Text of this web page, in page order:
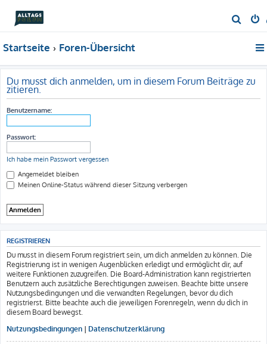
u
Startseite Foren-Übersicht
Du musst dich anmelden, um in diesem Forum Beiträge zu
zitieren.
Benutzername:
Passwort:
Ich habe mein Passwort vergessen
Angemeldet bleiben
Meinen Online-Status während dieser Sitzung verbergen
REGISTRIEREN
Du musst in diesem Forum registriert sein, um dich anmelden zu können. Die
Registrierung ist in wenigen Augenblicken erledigt und ermöglicht dir, auf
weitere Funktionen zuzugreifen. Die Board-Administration kann registrierten
Benutzern auch zusätzliche Berechtigungen zuweisen. Beachte bitte unsere
Nutzungsbedingungen und die verwandten Regelungen, bevor du dich
registrierst. Bitte beachte auch die jeweiligen Forenregeln, wenn du dich in
diesem Board bewegst.
Nutzungsbedingungen | Datenschutzerklärung